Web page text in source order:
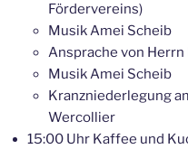
Fördervereins)
Musik Amei Scheib
Ansprache von Herrn
Musik Amei Scheib
Kranzniederlegung
Wercollier
15:00 Uhr Kaffee und